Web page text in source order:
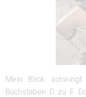
Mein Blick
Buchstaben D zu F.